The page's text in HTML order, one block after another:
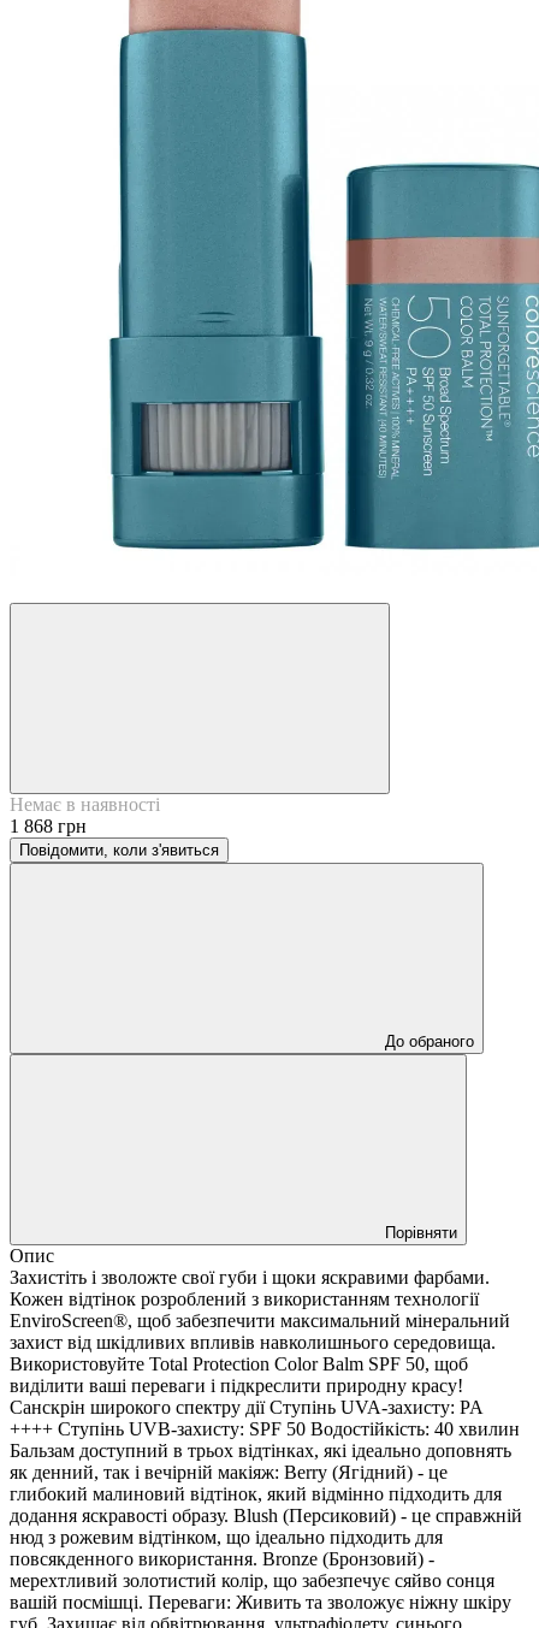
Немає в наявності
1 868 грн
Повідомити, коли з'явиться
До обраного
Порівняти
Опис
Захистіть і зволожте свої губи і щоки яскравими фарбами.
Кожен відтінок розроблений з використанням технології
EnviroScreen®, щоб забезпечити максимальний мінеральний
захист від шкідливих впливів навколишнього середовища.
Використовуйте Total Protection Color Balm SPF 50, щоб
виділити ваші переваги і підкреслити природну красу!
Санскрін широкого спектру дії Ступінь UVA-захисту: PA
++++ Ступінь UVB-захисту: SPF 50 Водостійкість: 40 хвилин
Бальзам доступний в трьох відтінках, які ідеально доповнять
як денний, так і вечірній макіяж: Berry (Ягідний) - це
глибокий малиновий відтінок, який відмінно підходить для
додання яскравості образу. Blush (Персиковий) - це справжній
нюд з рожевим відтінком, що ідеально підходить для
повсякденного використання. Bronze (Бронзовий) -
мерехтливий золотистий колір, що забезпечує сяйво сонця
вашій посмішці. Переваги: Живить та зволожує ніжну шкіру
губ. Захищає від обвітрювання, ультрафіолету, синього